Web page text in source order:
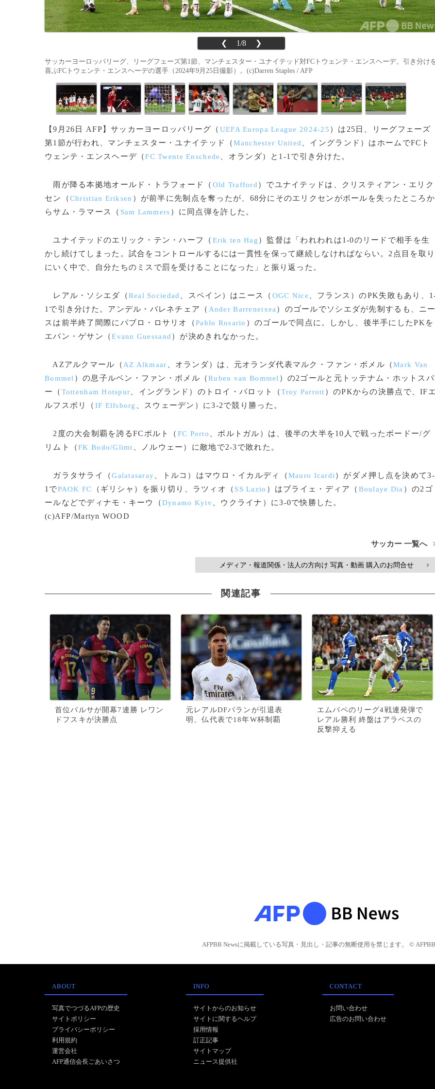
❮ 1/8 ❯
サッカーヨーロッパリーグ、リーグフェーズ第1節、マンチェスター・ユナイテッド対FCトウェンテ・エンスヘーデ。引き分け
喜ぶFCトウェンテ・エンスヘーデの選手（2024年9月25日撮影）。(c)Darren Staples / AFP
【9月26日 AFP】サッカーヨーロッパリーグ（ UEFA Europa League 2024-25 ）は25日、リーグフェーズ
第1節が行われ、マンチェスター・ユナイテッド（Manchester United
、イングランド）はホームでFCト
ウェンテ・エンスヘーデ（FC Twente Enschede 、オランダ）と1‐1で引き分けた。
雨が降る本拠地オールド・トラフォード（ Old Trafford ）でユナイテッドは、クリスティアン・エリク
セン（Christian Eriksen ）が前半に先制点を奪ったが、68分にそのエリクセンがボールを失ったところか
らサム・ラマース（ Sam Lammers ）に同点弾を許した。
ユナイテッドのエリック・テン・ハーフ（ Erik ten Hag ）監督は「われわれは1‐0のリードで相手を生
かし続けてしまった。試合をコントロールするには一貫性を保って継続しなければならい。2点目を取り
にいく中で、自分たちのミスで罰を受けることになった」と振り返った。
レアル・ソシエダ（Real Sociedad 、スペイン）はニース（ OGC Nice
、フランス）のPK失敗もあり、
1で引き分けた。アンデル・バレネチェア（ Ander Barrenetxea ）のゴールでソシエダが先制するも、ニ
スは前半終了間際にパブロ・ロサリオ（Pablo Rosario ）のゴールで同点に。しかし、後半手にしたPKを
エバン・ゲサン（Evann Guessand ）が決めきれなかった。
AZアルクマール（ AZ Alkmaar 、オランダ）は、元オランダ代表マルク・ファン・ボメル（Mark Van
Bommel ）の息子ルベン・ファン・ボメル（Ruben van Bommel ）の2ゴールと元トッテナム・ホットスパ
ー（ Tottenham Hotspur 、イングランド）のトロイ・パロット（Troy Parrott ）のPKからの決勝点で、IF
ルフスボリ（ IF Elfsborg 、スウェーデン）に3‐2で競り勝った。
2度の大会制覇を誇るFCポルト（ FC Porto
、ポルトガル）は、後半の大半を10人で戦ったボードー/グ
リムト（FK Bodo/Glimt 、ノルウェー）に敵地で2‐3で敗れた。
ガラタサライ（Galatasaray 、トルコ）はマウロ・イカルディ（Mauro Icardi ）がダメ押し点を決めて3‐
1でPAOK FC （ギリシャ）を振り切り、ラツィオ（ SS Lazio ）はブライェ・ディア（ Boulaye Dia ）の2ゴ
ールなどでディナモ・キーウ（Dynamo Kyiv 、ウクライナ）に3‐0で快勝した。
(c)AFP/Martyn WOOD
サッカー 一覧へ
メディア・報道関係・法人の方向け 写真・動画 購入のお問合せ >
関連記事
首位バルサが開幕7連勝 レワン
ドフスキが決勝点
元レアルDFバランが引退表
明、仏代表で18年W杯制覇
エムバペのリーグ4戦連発弾で
レアル勝利 終盤はアラベスの
反撃抑える
AFPBB Newsに掲載している写真・見出し・記事の無断使用を禁じます。 © AFPBB
ABOUT
写真でつづるAFPの歴史
サイトポリシー
プライバシーポリシー
利用規約
運営会社
AFP通信会長ごあいさつ
INFO
サイトからのお知らせ
サイトに関するヘルプ
採用情報
訂正記事
サイトマップ
ニュース提供社
CONTACT
お問い合わせ
広告のお問い合わせ